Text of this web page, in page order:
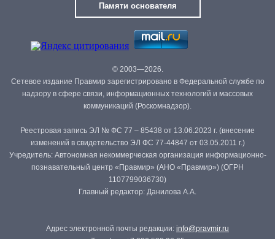
Памяти основателя
© 2003—2026.
Сетевое издание Правмир зарегистрировано в Федеральной службе по
надзору в сфере связи, информационных технологий и массовых
коммуникаций (Роскомнадзор).
Реестровая запись ЭЛ № ФС 77 – 85438 от 13.06.2023 г. (внесение
изменений в свидетельство ЭЛ ФС 77-44847 от 03.05.2011 г.)
Учредитель: Автономная некоммерческая организация информационно-
познавательный центр «Правмир» (АНО «Правмир») (ОГРН
1107799036730)
Главный редактор: Данилова А.А.
Адрес электронной почты редакции: info@pravmir.ru